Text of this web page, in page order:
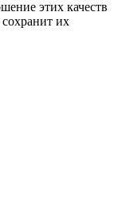
этих качеств
их